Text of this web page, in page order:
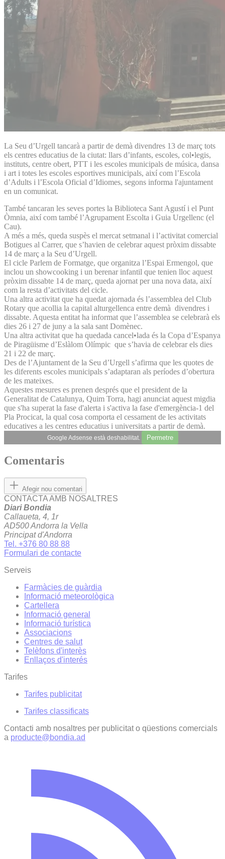
La Seu d’Urgell tancarà a partir de demà divendres 13 de març tots
els centres educatius de la ciutat: llars d’infants, escoles, col•legis,
instituts, centre obert, PTT i les escoles municipals de música, dansa
i art i totes les escoles esportives municipals, així com l’Escola
d’Adults i l’Escola Oficial d’Idiomes, segons informa l'ajuntament
en un comunicat.
També tancaran les seves portes la Biblioteca Sant Agustí i el Punt
Òmnia, així com també l’Agrupament Escolta i Guia Urgellenc (el
Cau).
A més a més, queda suspès el mercat setmanal i l’activitat comercial
Botigues al Carrer, que s’havien de celebrar aquest pròxim dissabte
14 de març a la Seu d’Urgell.
El cicle Parlem de Formatge, que organitza l’Espai Ermengol, que
inclou un showcooking i un berenar infantil que tenien lloc aquest
pròxim dissabte 14 de març, queda ajornat per una nova data, així
com la resta d’activitats del cicle.
Una altra activitat que ha quedat ajornada és l’assemblea del Club
Rotary que acollia la capital alturgellenca entre demà divendres i
dissabte. Aquesta entitat ha informat que l’assemblea se celebrarà els
dies 26 i 27 de juny a la sala sant Domènec.
Una altra activitat que ha quedada cancel•lada és la Copa d’Espanya
de Piragüisme d’Eslàlom Olímpic que s’havia de celebrar els dies
21 i 22 de març.
Des de l’Ajuntament de la Seu d’Urgell s’afirma que les quotes de
les diferents escoles municipals s’adaptaran als períodes d’obertura
de les mateixes.
Aquestes mesures es prenen després que el president de la
Generalitat de Catalunya, Quim Torra, hagi anunciat aquest migdia
que s'ha superat la fase d'alerta i s'activa la fase d'emergència-1 del
Pla Procicat, la qual cosa comporta el cessament de les activitats
educatives a les centres educatius i universitats a partir de demà.
Google Adsense està deshabilitat. Permetre
Comentaris
Afegir nou comentari
CONTACTA AMB NOSALTRES
Diari Bondia
Callaueta, 4, 1r
AD500 Andorra la Vella
Principat d'Andorra
Tel. +376 80 88 88
Formulari de contacte
Serveis
Farmàcies de guàrdia
Informació meteorològica
Cartellera
Informació general
Informació turística
Associacions
Centres de salut
Telèfons d'interès
Enllaços d'interés
Tarifes
Tarifes publicitat
Tarifes classificats
Contacti amb nosaltres per publicitat o qüestions comercials
a producte@bondia.ad